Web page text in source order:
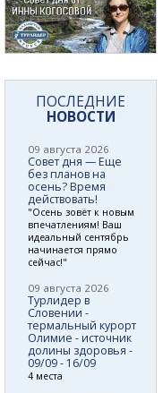
ПОСЛЕДНИЕ
НОВОСТИ
09 августа 2026
Совет дня — Еще
без планов на
осень? Время
действовать!
"Осень зовёт к новым
впечатлениям! Ваш
идеальный сентябрь
начинается прямо
сейчас!"
09 августа 2026
Турлидер в
Словении -
термальный курорт
Олимие - источник
долины здоровья -
09/09 - 16/09
4 места